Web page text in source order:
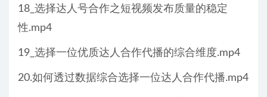
18_选择达人号合作之短视频发布质量的稳定
性.mp4
19_选择一位优质达人合作代播的综合维度.mp4
20.如何透过数据综合选择一位达人合作代播.mp4